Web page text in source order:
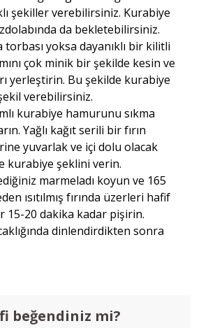
şekiller verebilirsiniz. Kurabiye
da bekletebilirsiniz.
torbası yoksa dayanıklı bir kilitli
çok minik bir şekilde kesin ve
yerleştirin. Bu şekilde kurabiye
verebilirsiniz.
kurabiye hamurunu sıkma
Yağlı kağıt serili bir fırın
yuvarlak ve içi dolu olacak
kurabiye şeklini verin.
marmeladı koyun ve 165
ısıtılmış fırında üzerleri hafif
15-20 dakika kadar pişirin.
dinlendirdikten sonra
beğendiniz mi?